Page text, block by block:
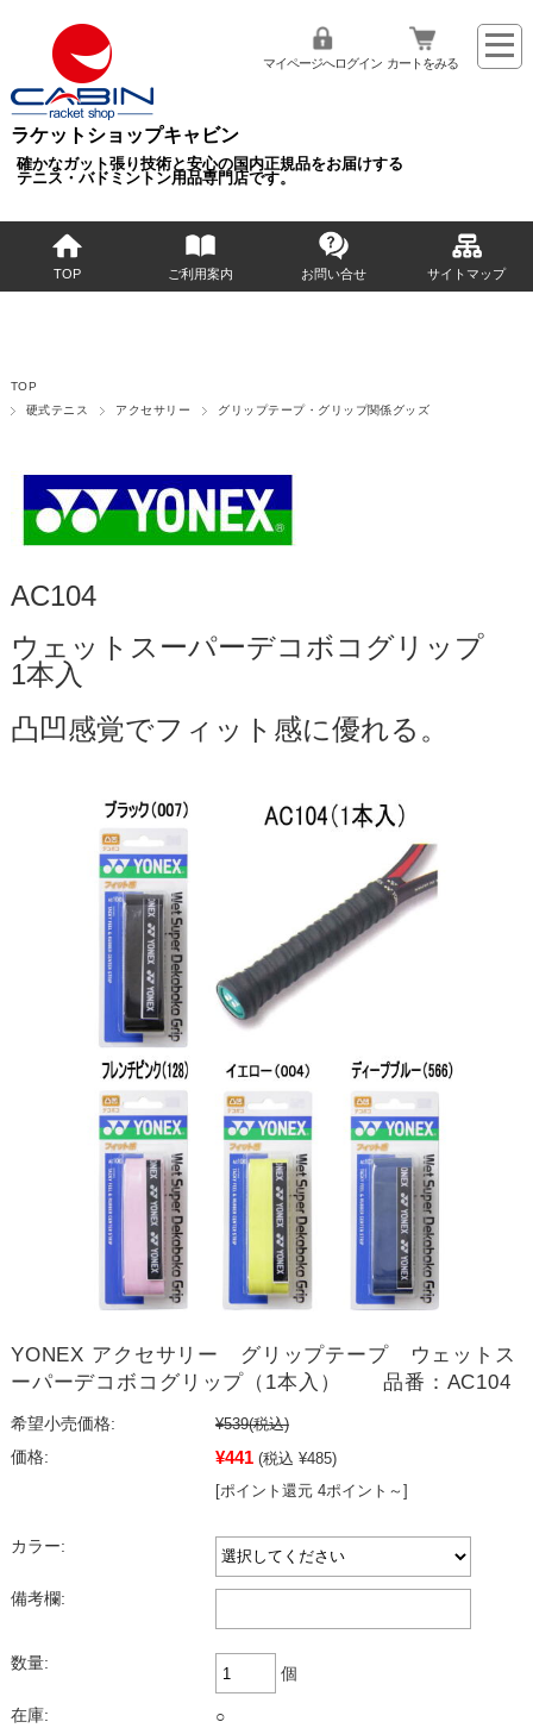
ラケットショップキャビン
確かなガット張り技術と安心の国内正規品をお届けする
テニス・バドミントン用品専門店です。
マイページへログイン カートをみる
TOP ご利用案内 お問い合せ サイトマップ
TOP
硬式テニス
アクセサリー グリップテープ・グリップ関係グッズ
AC104
ウェットスーパーデコボコグリップ
1本入
凸凹感覚でフィット感に優れる。
YONEX アクセサリー グリップテープ ウェットス
ーパーデコボコグリップ（1本入） 品番：AC104
希望小売価格: ¥539(税込)
価格:
¥441 (税込 ¥485)
[ポイント還元 4ポイント～]
カラー:
備考欄:
数量:
個
在庫: ○